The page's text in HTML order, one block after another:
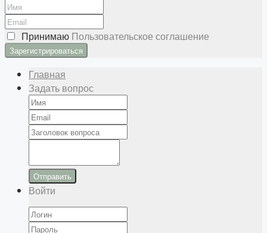
Принимаю Пользовательское соглашение
Главная
Задать вопрос
Отправить
Войти